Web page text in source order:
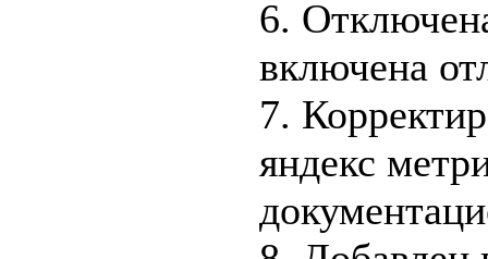
6.
включена
7.
яндекс